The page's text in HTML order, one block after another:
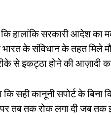
हालांकि सरकारी आदेश का
के संविधान के तहत मिले
से इकट्ठा होने की आज़ादी
सही कानूनी सपोर्ट के बिना
तब तक रोक लगा दी जब तक